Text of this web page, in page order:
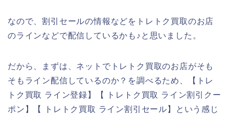
なので、割引セールの情報などをトレトク買取のお店
のラインなどで配信しているかも♪と思いました。
だから、まずは、ネットでトレトク買取のお店がそも
そもライン配信しているのか？を調べるため、【トレ
トク買取 ライン登録】【 トレトク買取 ライン割引クー
ポン】【 トレトク買取 ライン割引セール】という感じ